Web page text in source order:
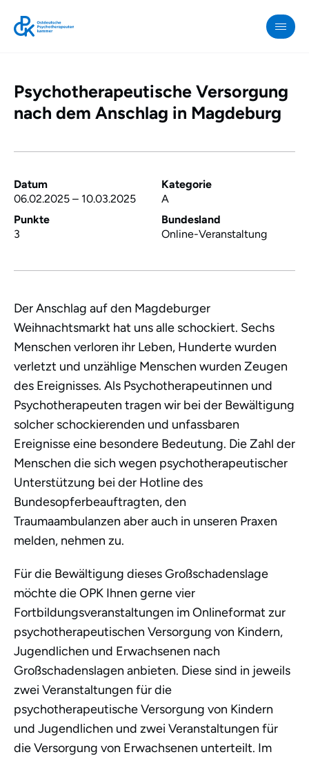
OPK
dem
Anschlag
Magdeburg
Psychotherapeutische Versorgung
nach dem Anschlag in Magdeburg
Datum
06.02.2025 – 10.03.2025
Kategorie
A
Punkte
3
Bundesland
Online-Veranstaltung
Der Anschlag auf den Magdeburger
Weihnachtsmarkt hat uns alle schockiert. Sechs
Menschen verloren ihr Leben, Hunderte wurden
verletzt und unzählige Menschen wurden Zeugen
des Ereignisses. Als Psychotherapeutinnen und
Psychotherapeuten tragen wir bei der Bewältigung
solcher schockierenden und unfassbaren
Ereignisse eine besondere Bedeutung. Die Zahl der
Menschen die sich wegen psychotherapeutischer
Unterstützung bei der Hotline des
Bundesopferbeauftragten, den
Traumaambulanzen aber auch in unseren Praxen
melden, nehmen zu.
Für die Bewältigung dieses Großschadenslage
möchte die OPK Ihnen gerne vier
Fortbildungsveranstaltungen im Onlineformat zur
psychotherapeutischen Versorgung von Kindern,
Jugendlichen und Erwachsenen nach
Großschadenslagen anbieten. Diese sind in jeweils
zwei Veranstaltungen für die
psychotherapeutische Versorgung von Kindern
und Jugendlichen und zwei Veranstaltungen für
die Versorgung von Erwachsenen unterteilt. Im